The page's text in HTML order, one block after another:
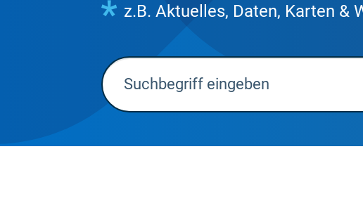
z.B. Aktuelles, Daten, Karten &